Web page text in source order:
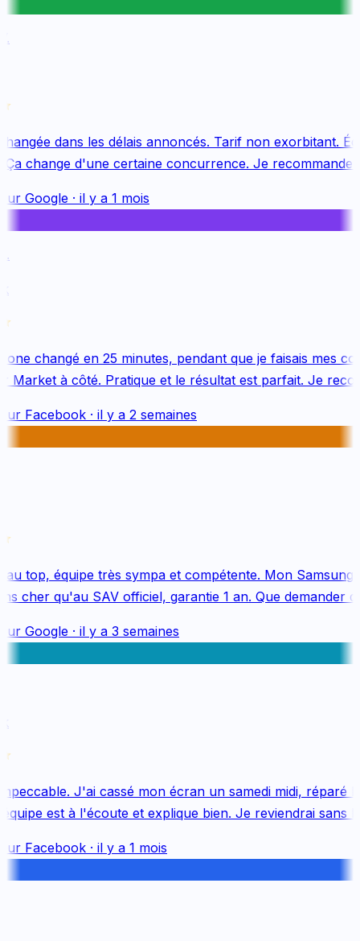
dans les délais annoncés. Tarif non exorbitant.
change d'une certaine concurrence. Je recommande
Google· il y a 1 mois
changé en 25 minutes, pendant que je faisais mes
à côté. Pratique et le résultat est parfait. Je
Facebook· il y a 2 semaines
top, équipe très sympa et compétente. Mon Samsung
cher qu'au SAV officiel, garantie 1 an. Que demander de
Google· il y a 3 semaines
J'ai cassé mon écran un samedi midi, réparé le
est à l'écoute et explique bien. Je reviendrai sans
Facebook· il y a 1 mois